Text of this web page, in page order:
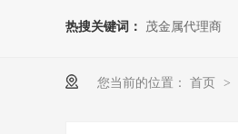
热搜关键词： 茂金属代理商
您当前的位置： 首页 >